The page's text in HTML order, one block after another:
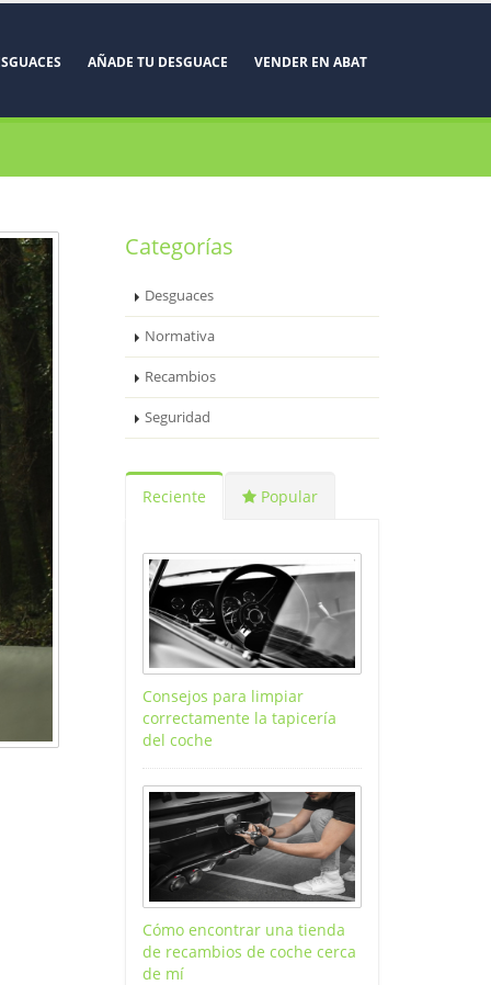
AÑADE TU DESGUACE VENDER EN ABAT
Categorías
Desguaces
Normativa
Recambios
Seguridad
Reciente Popular
Consejos para limpiar
correctamente la tapicería
del coche
Cómo encontrar una tienda
de recambios de coche cerca
de mí